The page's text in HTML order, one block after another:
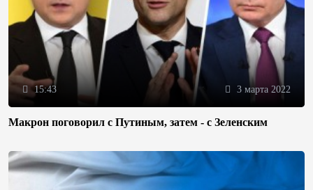
15:43 3 марта 2022
Макрон поговорил с Путиным, затем - с Зеленским